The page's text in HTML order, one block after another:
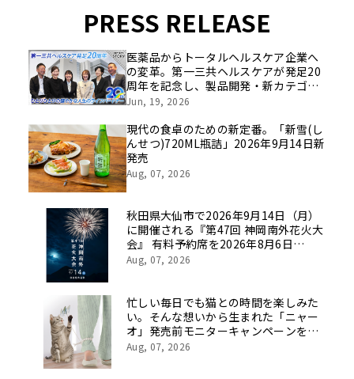
PRESS RELEASE
医薬品からトータルヘルスケア企業へ
の変革。第一三共ヘルスケアが発足20
周年を記念し、製品開発・新カテゴリ
挑戦の舞台や旧社統合時のエピソード
像を公開！
Jun, 19, 2026
現代の食卓のための新定番。「新雪(し
んせつ)720ML瓶詰」2026年9月14日新
発売
Aug, 07, 2026
秋田県大仙市で2026年9月14日（月）
に開催される『第47回 神岡南外花火大
会』 有料予約席を2026年8月6日
（木）10時より「チケットペイ」にて
Aug, 07, 2026
忙しい毎日でも猫との時間を楽しみた
い。そんな想いから生まれた「ニャー
オ」発売前モニターキャンペーンを実
施
Aug, 07, 2026